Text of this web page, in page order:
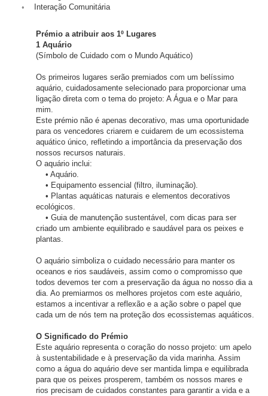
◦ Interação Comunitária
Prémio a atribuir aos 1º Lugares
1 Aquário
(Símbolo de Cuidado com o Mundo Aquático)
Os primeiros lugares serão premiados com um belíssimo
aquário, cuidadosamente selecionado para proporcionar uma
ligação direta com o tema do projeto: A Água e o Mar para
mim.
Este prémio não é apenas decorativo, mas uma oportunidade
para os vencedores criarem e cuidarem de um ecossistema
aquático único, refletindo a importância da preservação dos
nossos recursos naturais.
O aquário inclui:
• Aquário.
• Equipamento essencial (filtro, iluminação).
• Plantas aquáticas naturais e elementos decorativos
ecológicos.
• Guia de manutenção sustentável, com dicas para ser
criado um ambiente equilibrado e saudável para os peixes e
plantas.
O aquário simboliza o cuidado necessário para manter os
oceanos e rios saudáveis, assim como o compromisso que
todos devemos ter com a preservação da água no nosso dia a
dia. Ao premiarmos os melhores projetos com este aquário,
estamos a incentivar a reflexão e a ação sobre o papel que
cada um de nós tem na proteção dos ecossistemas aquáticos.
O Significado do Prémio
Este aquário representa o coração do nosso projeto: um apelo
à sustentabilidade e à preservação da vida marinha. Assim
como a água do aquário deve ser mantida limpa e equilibrada
para que os peixes prosperem, também os nossos mares e
rios precisam de cuidados constantes para garantir a vida e a